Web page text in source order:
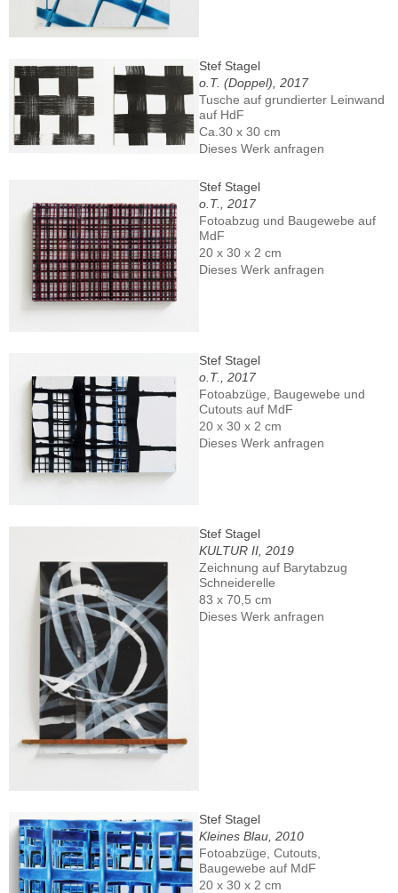
Stef Stagel
o.T. (Doppel), 2017
Tusche auf grundierter Leinwand
auf HdF
Ca.30 x 30 cm
Dieses Werk anfragen
Stef Stagel
o.T., 2017
Fotoabzug und Baugewebe auf
MdF
20 x 30 x 2 cm
Dieses Werk anfragen
Stef Stagel
o.T., 2017
Fotoabzüge, Baugewebe und
Cutouts auf MdF
20 x 30 x 2 cm
Dieses Werk anfragen
Stef Stagel
KULTUR II, 2019
Zeichnung auf Barytabzug
Schneiderelle
83 x 70,5 cm
Dieses Werk anfragen
Stef Stagel
Kleines Blau, 2010
Fotoabzüge, Cutouts,
Baugewebe auf MdF
20 x 30 x 2 cm